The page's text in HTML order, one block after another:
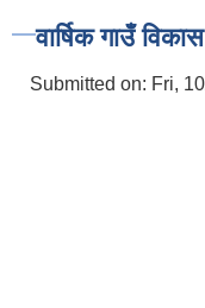
वार्षिक गाउँ
Submitted on: Fri,